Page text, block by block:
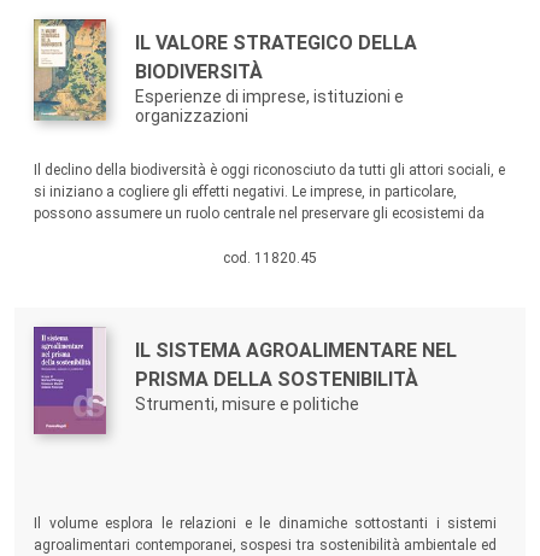
Autori:
Titolo:
IL VALORE STRATEGICO DELLA
BIODIVERSITÀ
Esperienze di imprese, istituzioni e
organizzazioni
Il declino della biodiversità è oggi riconosciuto da tutti gli attori sociali, e
si iniziano a cogliere gli effetti negativi. Le imprese, in particolare,
possono assumere un ruolo centrale nel preservare gli ecosistemi da
in questo dibattito attraverso l’analisi di venticinque casi di
cod. 11820.45
Autori:
Titolo:
IL SISTEMA AGROALIMENTARE NEL
PRISMA DELLA SOSTENIBILITÀ
Strumenti, misure e politiche
Il volume esplora le relazioni e le dinamiche sottostanti i sistemi
agroalimentari contemporanei, sospesi tra sostenibilità ambientale ed